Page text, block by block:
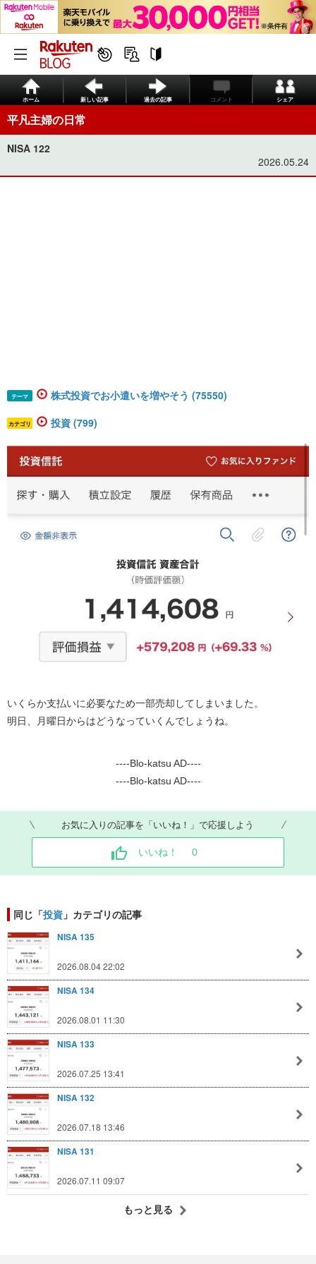
ホーム 新しい記事 過去の記事 コメント シェア
平凡主婦の日常
NISA 122
2026.05.24
テーマ 株式投資でお小遣いを増やそう (75550)
カテゴリ 投資 (799)
いくらか支払いに必要なため一部売却してしまいました。
明日、月曜日からはどうなっていくんでしょうね。
----Blo-katsu AD----
----Blo-katsu AD----
お気に入りの記事を「いいね！」で応援しよう
いいね！ 0
同じ「投資 」カテゴリの記事
NISA 135
2026.08.04 22:02
NISA 134
2026.08.01 11:30
NISA 133
2026.07.25 13:41
NISA 132
2026.07.18 13:46
NISA 131
2026.07.11 09:07
もっと見る